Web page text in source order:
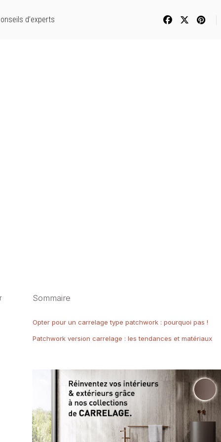
d’experts
Sommaire
Opter pour un carrelage type patchwork : pourquoi pas !
Patchwork version carrelage : les tendances et matériaux